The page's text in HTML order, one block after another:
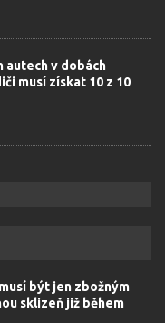
autech v dobách
musí získat 10 z 10
být jen zbožným
sklizeň již během